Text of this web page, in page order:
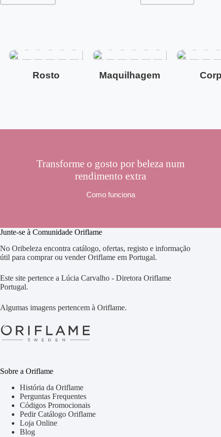
Rosto Maquilhagem
Transforme o gosto por beleza num
rendimento extra
Como funciona
Junte-se à Comunidade Oriflame
No Oribeleza encontra catálogo, ofertas, registo e informação
útil para comprar ou vender Oriflame em Portugal.
Este site pertence a Lúcia Carvalho - Diretora Oriflame
Portugal.
Algumas imagens pertencem à Oriflame.
Sobre a Oriflame
História da Oriflame
Perguntas Frequentes
Códigos Promocionais
Pedir Catálogo Oriflame
Loja Online
Blog